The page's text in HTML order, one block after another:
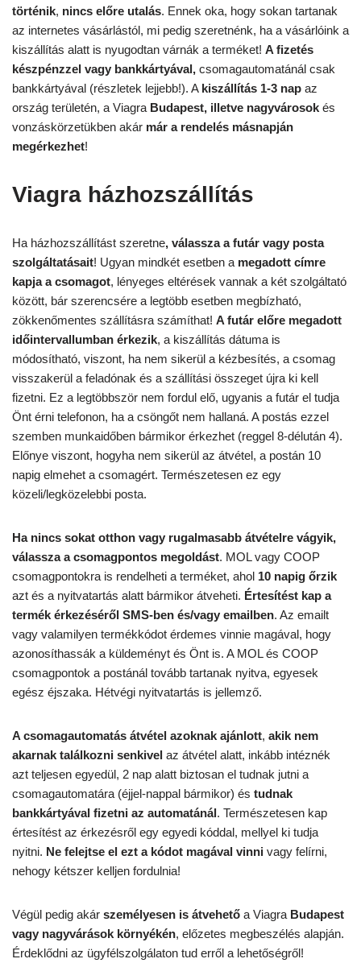
történik, nincs előre utalás. Ennek oka, hogy sokan tartanak
az internetes vásárlástól, mi pedig szeretnénk, ha a vásárlóink a
kiszállítás alatt is nyugodtan várnák a terméket! A fizetés
készpénzzel vagy bankkártyával, csomagautomatánál csak
bankkártyával (részletek lejjebb!). A kiszállítás 1-3 nap az
ország területén, a Viagra Budapest, illetve nagyvárosok és
vonzáskörzetükben akár már a rendelés másnapján
megérkezhet!
Viagra házhozszállítás
Ha házhozszállítást szeretne, válassza a futár vagy posta
szolgáltatásait! Ugyan mindkét esetben a megadott címre
kapja a csomagot, lényeges eltérések vannak a két szolgáltató
között, bár szerencsére a legtöbb esetben megbízható,
zökkenőmentes szállításra számíthat! A futár előre megadott
időintervallumban érkezik, a kiszállítás dátuma is
módosítható, viszont, ha nem sikerül a kézbesítés, a csomag
visszakerül a feladónak és a szállítási összeget újra ki kell
fizetni. Ez a legtöbbször nem fordul elő, ugyanis a futár el tudja
Önt érni telefonon, ha a csöngőt nem hallaná. A postás ezzel
szemben munkaidőben bármikor érkezhet (reggel 8-délután 4).
Előnye viszont, hogyha nem sikerül az átvétel, a postán 10
napig elmehet a csomagért. Természetesen ez egy
közeli/legközelebbi posta.
Ha nincs sokat otthon vagy rugalmasabb átvételre vágyik,
válassza a csomagpontos megoldást. MOL vagy COOP
csomagpontokra is rendelheti a terméket, ahol 10 napig őrzik
azt és a nyitvatartás alatt bármikor átveheti. Értesítést kap a
termék érkezéséről SMS-ben és/vagy emailben. Az emailt
vagy valamilyen termékkódot érdemes vinnie magával, hogy
azonosíthassák a küldeményt és Önt is. A MOL és COOP
csomagpontok a postánál tovább tartanak nyitva, egyesek
egész éjszaka. Hétvégi nyitvatartás is jellemző.
A csomagautomatás átvétel azoknak ajánlott, akik nem
akarnak találkozni senkivel az átvétel alatt, inkább intéznék
azt teljesen egyedül, 2 nap alatt biztosan el tudnak jutni a
csomagautomatára (éjjel-nappal bármikor) és tudnak
bankkártyával fizetni az automatánál . Természetesen kap
értesítést az érkezésről egy egyedi kóddal, mellyel ki tudja
nyitni. Ne felejtse el ezt a kódot magával vinni vagy felírni,
nehogy kétszer kelljen fordulnia!
Végül pedig akár személyesen is átvehető a Viagra Budapest
vagy nagyvárások környékén, előzetes megbeszélés alapján.
Érdeklődni az ügyfélszolgálaton tud erről a lehetőségről!